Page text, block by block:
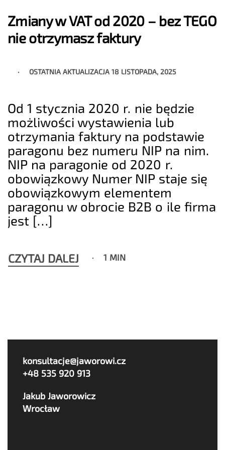
Zmiany w VAT od 2020 – bez TEGO
nie otrzymasz faktury
OSTATNIA AKTUALIZACJA18 LISTOPADA, 2025
Od 1 stycznia 2020 r. nie będzie
możliwości wystawienia lub
otrzymania faktury na podstawie
paragonu bez numeru NIP na nim.
NIP na paragonie od 2020 r.
obowiązkowy Numer NIP staje się
obowiązkowym elementem
paragonu w obrocie B2B o ile firma
jest […]
CZYTAJ DALEJ 1 MIN
konsultacje@jaworowi.cz
+48 535 920 913
Jakub Jaworowicz
Wrocław